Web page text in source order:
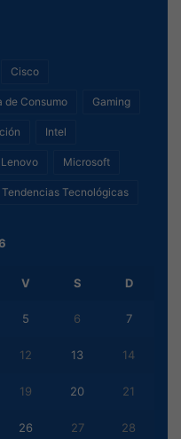
Cisco
de Consumo Gaming
Intel
Lenovo Microsoft
Tendencias Tecnológicas
V S D
5 6 7
12 13 14
19 20 21
26 27 28